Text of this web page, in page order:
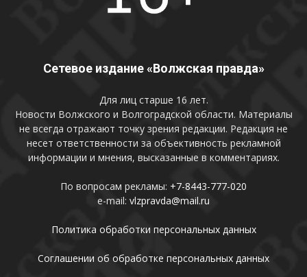
Сетевое издание «Волжская правда»
Для лиц старше 16 лет.
Новости Волжского и Волгоградской области. Материалы
не всегда отражают точку зрения редакции. Редакция не
несет ответственности за объективность рекламной
информации и мнения, высказанные в комментариях.
По вопросам рекламы: +7-8443-777-020
e-mail: vlzpravda@mail.ru
Политика обработки персональных данных
Соглашении об обработке персональных данных